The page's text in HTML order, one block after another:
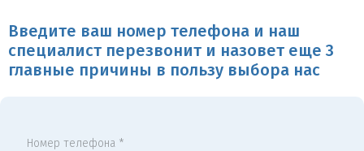
Введите ваш номер телефона и наш
специалист перезвонит и назовет еще 3
главные причины в пользу выбора нас
Номер телефона *